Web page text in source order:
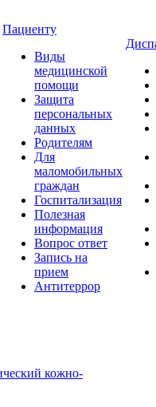
Пациенту
Виды
медицинской
помощи
Защита
персональных
данных
Родителям
Для
маломобильных
граждан
Госпитализация
Полезная
информация
Вопрос ответ
Запись на
прием
Антитеррор